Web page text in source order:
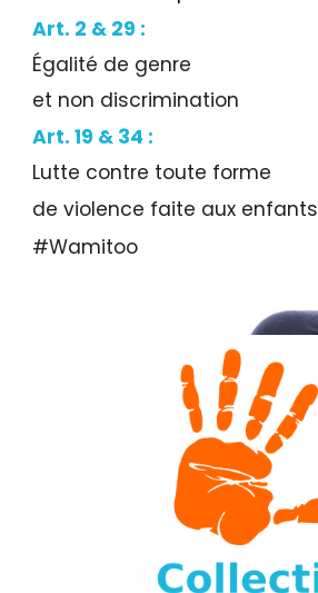
Art. 2 & 29 :
Égalité de genre
et non discrimination
Art.19 & 34 :
Lutte contre toute forme
de violence faite aux enfants
#Wamitoo